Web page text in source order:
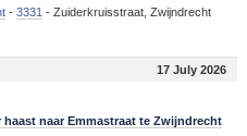
- 3331 - Zuiderkruisstraat, Zwijndrecht
17 July 2026
naar Emmastraat te Zwijndrecht